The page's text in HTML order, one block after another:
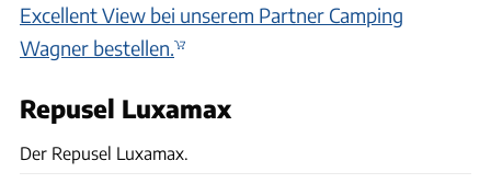
Excellent View bei unserem Partner Camping
Wagner bestellen.
Repusel Luxamax
Der Repusel Luxamax.